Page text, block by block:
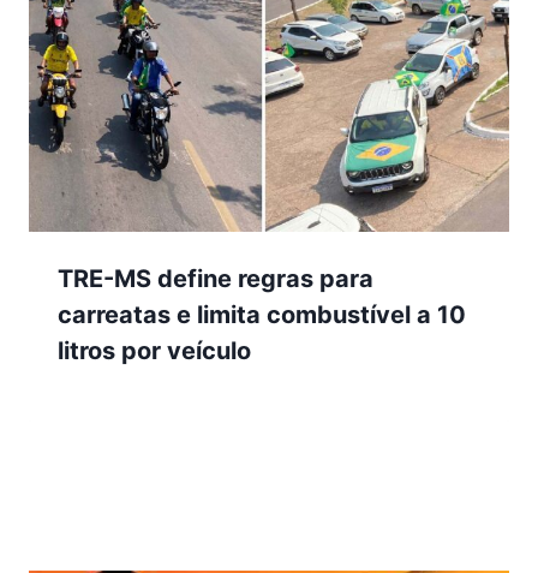
TRE-MS define regras para
carreatas e limita combustível a 10
litros por veículo